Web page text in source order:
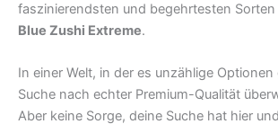
faszinierendsten und begehrtesten
Blue Zushi Extreme.
In einer Welt, in der es unzählige
Suche nach echter Premium-Qualität
Aber keine Sorge, deine Suche hat hier